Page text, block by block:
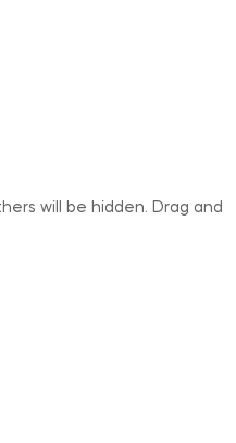
will be hidden. Drag and